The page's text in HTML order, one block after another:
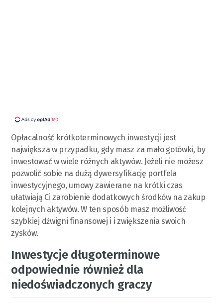
Opłacalność krótkoterminowych inwestycji jest
największa w przypadku, gdy masz za mało gotówki, by
inwestować w wiele różnych aktywów. Jeżeli nie możesz
pozwolić sobie na dużą dywersyfikację portfela
inwestycyjnego, umowy zawierane na krótki czas
ułatwiają Ci zarobienie dodatkowych środków na zakup
kolejnych aktywów. W ten sposób masz możliwość
szybkiej dźwigni finansowej i i zwiększenia swoich
zysków.
Inwestycje długoterminowe
odpowiednie również dla
niedoświadczonych graczy